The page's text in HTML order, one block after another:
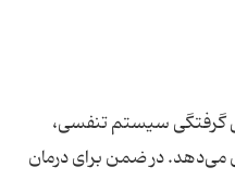
گرفتگی سیستم تنفسی،
می‌دهد. در ضمن برای درمان